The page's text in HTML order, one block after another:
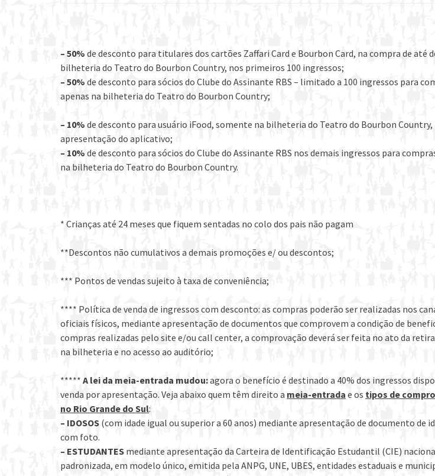
– 50% de desconto para titulares dos cartões Zaffari Card e Bourbon Card, na compra de até
bilheteria do Teatro do Bourbon Country, nos primeiros 100 ingressos;
– 50% de desconto para sócios do Clube do Assinante RBS – limitado a 100 ingressos para
apenas na bilheteria do Teatro do Bourbon Country;
– 10% de desconto para usuário iFood, somente na bilheteria do Teatro do Bourbon
apresentação do aplicativo;
– 10% de desconto para sócios do Clube do Assinante RBS nos demais ingressos para
na bilheteria do Teatro do Bourbon Country.
* Crianças até 24 meses que fiquem sentadas no colo dos pais não pagam
**Descontos não cumulativos a demais promoções e/ ou descontos;
*** Pontos de vendas sujeito à taxa de conveniência;
**** Política de venda de ingressos com desconto: as compras poderão ser realizadas nos
oficiais físicos, mediante apresentação de documentos que comprovem a condição de
compras realizadas pelo site e/ou call center, a comprovação deverá ser feita no ato da
na bilheteria e no acesso ao auditório;
***** A lei da meia-entrada mudou:agora o benefício é destinado a 40% dos ingressos
venda por apresentação. Veja abaixo quem têm direito a meia-entrada e os tipos de
no Rio Grande do Sul:
– IDOSOS (com idade igual ou superior a 60 anos) mediante apresentação de documento de
com foto.
– ESTUDANTES mediante apresentação da Carteira de Identificação Estudantil (CIE)
padronizada, em modelo único, emitida pela ANPG, UNE, UBES, entidades estaduais e